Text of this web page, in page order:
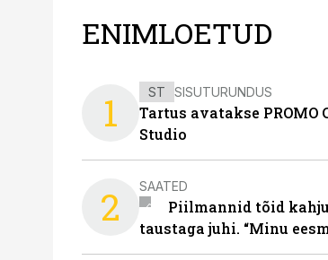
ENIMLOETUD
1 ST SISUTURUNDUS
Tartus avatakse PROMO
Studio
2 SAATED
Piilmannid tõid
taustaga juhi. “Minu